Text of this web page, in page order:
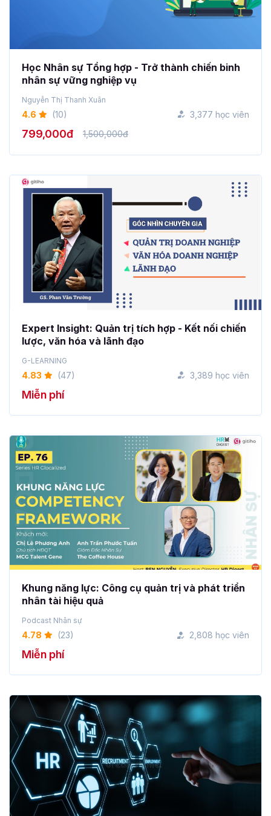
Học Nhân sự Tổng hợp - Trở thành chiến binh
nhân sự vững nghiệp vụ
Nguyễn Thị Thanh Xuân
4.6 (10) 3,377 học viên
799,000đ 1,500,000đ
Expert Insight: Quản trị tích hợp - Kết nối chiến
lược, văn hóa và lãnh đạo
G-LEARNING
4.83 (47) 3,389 học viên
Miễn phí
Khung năng lực: Công cụ quản trị và phát triển
nhân tài hiệu quả
Podcast Nhân sự
4.78 (23) 2,808 học viên
Miễn phí